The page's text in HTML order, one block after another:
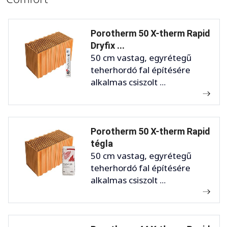
Porotherm 50 X-therm Rapid
Dryfix ...
50 cm vastag, egyrétegű
teherhordó fal építésére
alkalmas csiszolt ...
Porotherm 50 X-therm Rapid
tégla
50 cm vastag, egyrétegű
teherhordó fal építésére
alkalmas csiszolt ...